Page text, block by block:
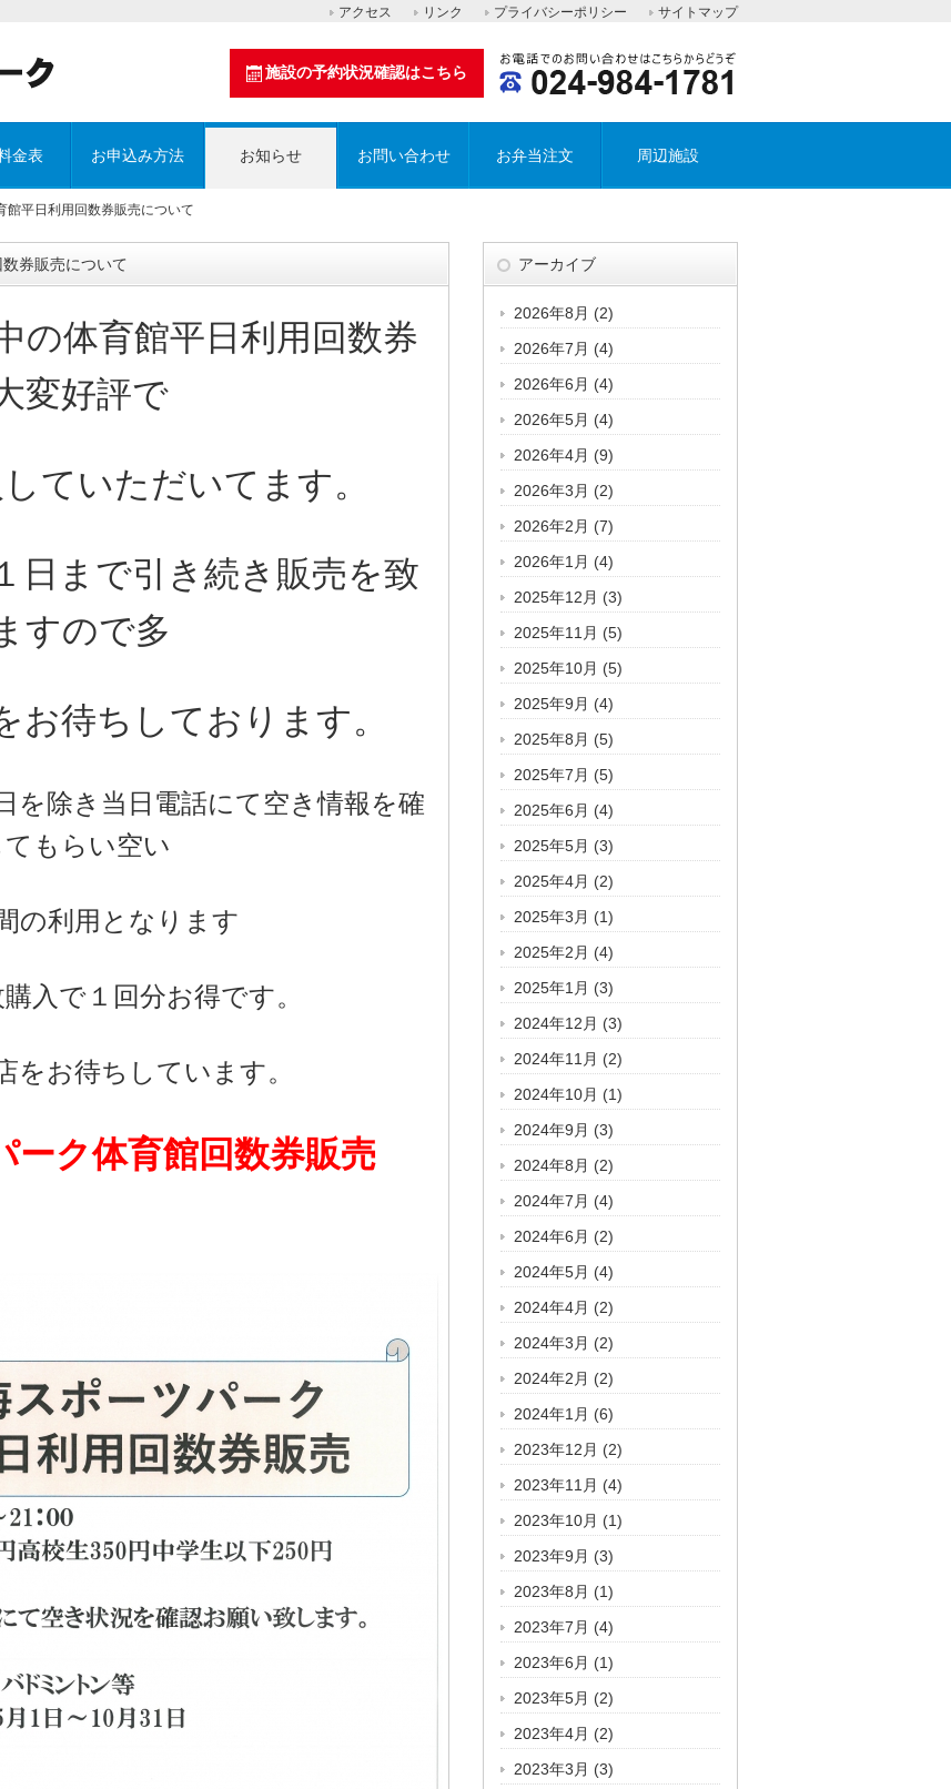
アクセス リンク プライバシーポリシー サイトマップ
施設の予約状況確認はこちら
金表 お申込み方法 お知らせ お問い合わせ お弁当注文 周辺施設
館平日利用回数券販売について
券販売について
の体育館平日利用回数券
変好評で
ていただいてます。
日まで引き続き販売を致
すので多
お待ちしております。
を除き当日電話にて空き情報を確
もらい空い
の利用となります
入で１回分お得です。
をお待ちしています。
ーク体育館回数券販売
アーカイブ
2026年8月 (2)
2026年7月 (4)
2026年6月 (4)
2026年5月 (4)
2026年4月 (9)
2026年3月 (2)
2026年2月 (7)
2026年1月 (4)
2025年12月 (3)
2025年11月 (5)
2025年10月 (5)
2025年9月 (4)
2025年8月 (5)
2025年7月 (5)
2025年6月 (4)
2025年5月 (3)
2025年4月 (2)
2025年3月 (1)
2025年2月 (4)
2025年1月 (3)
2024年12月 (3)
2024年11月 (2)
2024年10月 (1)
2024年9月 (3)
2024年8月 (2)
2024年7月 (4)
2024年6月 (2)
2024年5月 (4)
2024年4月 (2)
2024年3月 (2)
2024年2月 (2)
2024年1月 (6)
2023年12月 (2)
2023年11月 (4)
2023年10月 (1)
2023年9月 (3)
2023年8月 (1)
2023年7月 (4)
2023年6月 (1)
2023年5月 (2)
2023年4月 (2)
2023年3月 (3)